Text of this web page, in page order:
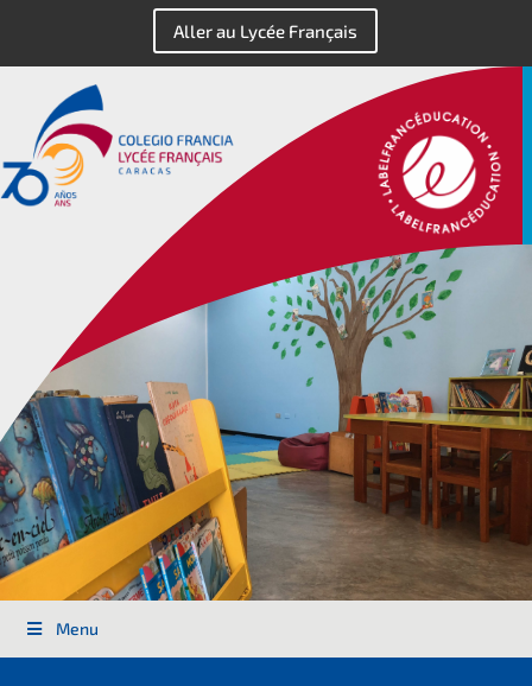
Aller au Lycée Français
Menu